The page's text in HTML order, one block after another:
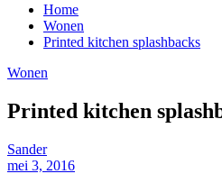
Home
Wonen
Printed kitchen splashbacks
Wonen
Printed kitchen
Sander
mei 3, 2016